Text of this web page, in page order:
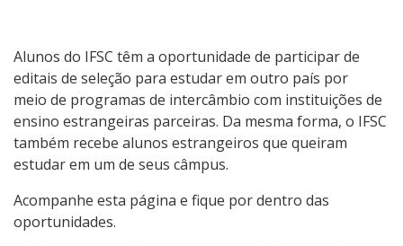
Blog dos Intercambistas
Alunos do IFSC têm a oportunidade de participar de
editais de seleção para estudar em outro país por
meio de programas de intercâmbio com instituições de
ensino estrangeiras parceiras. Da mesma forma, o IFSC
também recebe alunos estrangeiros que queiram
estudar em um de seus câmpus.
Acompanhe esta página e fique por dentro das
oportunidades.